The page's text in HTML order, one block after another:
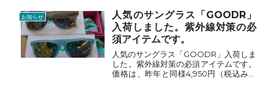
お知らせ
人気のサングラス「GOODR」
入荷しました。紫外線対策の必
須アイテムです。
人気のサングラス「GOODR」入荷しま
した。紫外線対策の必須アイテムです。
価格は、昨年と同様4,950円（税込み）